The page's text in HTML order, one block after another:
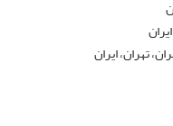
تهران، ایران